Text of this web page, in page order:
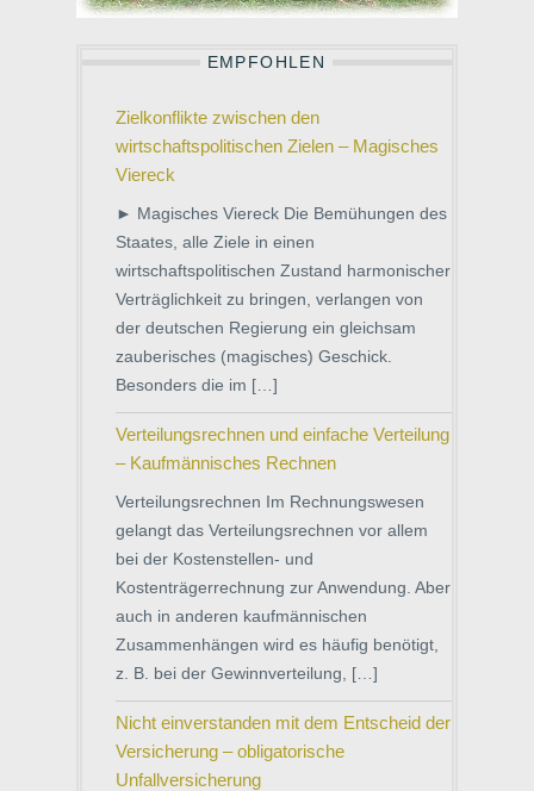
EMPFOHLEN
Zielkonflikte zwischen den
wirtschaftspolitischen Zielen – Magisches
Viereck
► Magisches Viereck Die Bemühungen des
Staates, alle Ziele in einen
wirtschaftspolitischen Zustand harmonischer
Verträglichkeit zu bringen, verlangen von
der deutschen Regierung ein gleichsam
zauberisches (magisches) Geschick.
Besonders die im […]
Verteilungsrechnen und einfache Verteilung
– Kaufmännisches Rechnen
Verteilungsrechnen Im Rechnungswesen
gelangt das Verteilungsrechnen vor allem
bei der Kostenstellen- und
Kostenträgerrechnung zur Anwendung. Aber
auch in anderen kaufmännischen
Zusammenhängen wird es häufig benötigt,
z. B. bei der Gewinnverteilung, […]
Nicht einverstanden mit dem Entscheid der
Versicherung – obligatorische
Unfallversicherung